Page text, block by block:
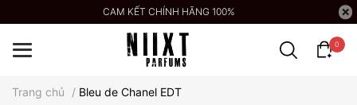
CAM KẾT CHÍNH HÃNG 100%
0
Trang chủ / Bleu de Chanel EDT